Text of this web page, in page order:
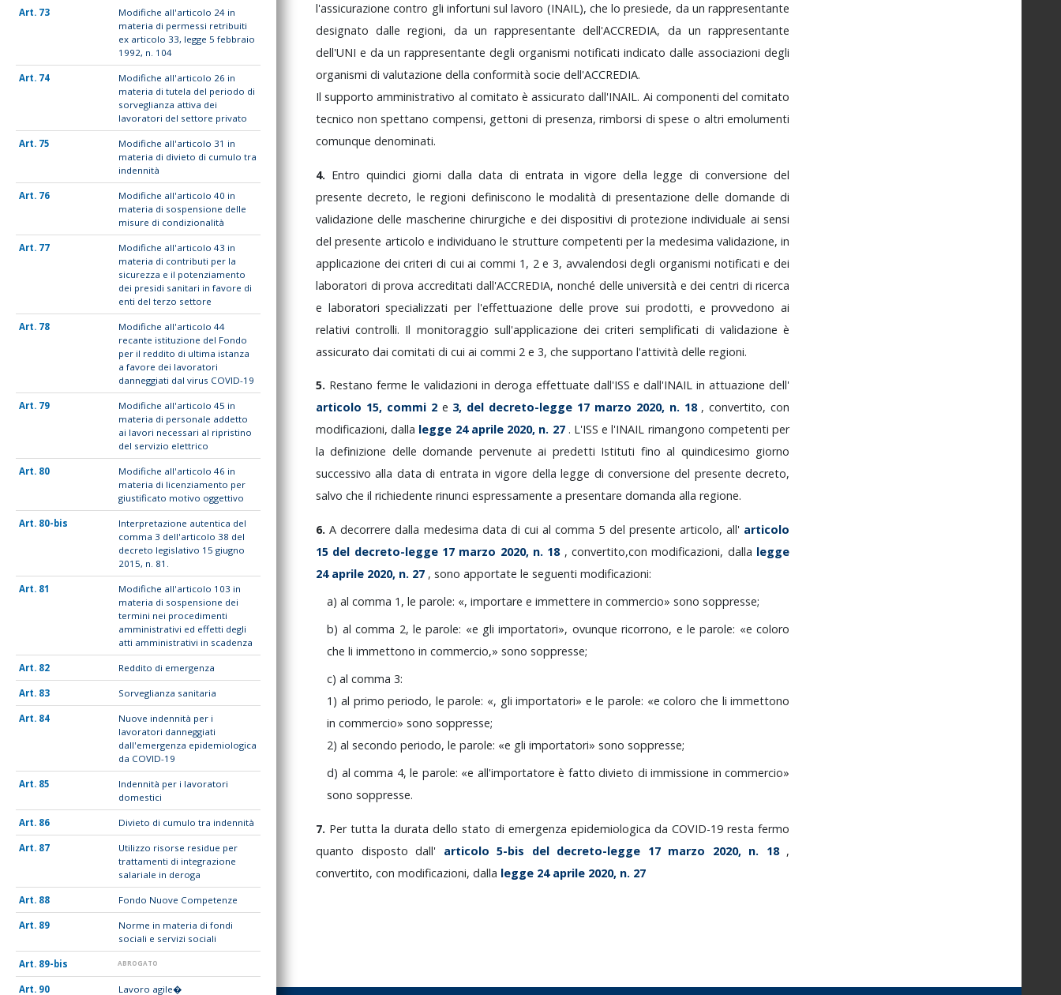
73
Modifiche all'articolo 24 in
materia di permessi retribuiti
ex articolo 33, legge 5 febbraio
1992, n. 104
74
Modifiche all'articolo 26 in
materia di tutela del periodo di
sorveglianza attiva dei
lavoratori del settore privato
75
Modifiche all'articolo 31 in
materia di divieto di cumulo tra
indennità
76
Modifiche all'articolo 40 in
materia di sospensione delle
misure di condizionalità
77
Modifiche all'articolo 43 in
materia di contributi per la
sicurezza e il potenziamento
dei presidi sanitari in favore di
enti del terzo settore
78
Modifiche all'articolo 44
recante istituzione del Fondo
per il reddito di ultima istanza
a favore dei lavoratori
danneggiati dal virus COVID-19
79
Modifiche all'articolo 45 in
materia di personale addetto
ai lavori necessari al ripristino
del servizio elettrico
80
Modifiche all'articolo 46 in
materia di licenziamento per
giustificato motivo oggettivo
80-bis
Interpretazione autentica del
comma 3 dell'articolo 38 del
decreto legislativo 15 giugno
2015, n. 81.
81
Modifiche all'articolo 103 in
materia di sospensione dei
termini nei procedimenti
amministrativi ed effetti degli
atti amministrativi in scadenza
82 Reddito di emergenza
83 Sorveglianza sanitaria
84
Nuove indennità per i
lavoratori danneggiati
dall'emergenza epidemiologica
da COVID-19
85
Indennità per i lavoratori
domestici
86 Divieto di cumulo tra indennità
87
Utilizzo risorse residue per
trattamenti di integrazione
salariale in deroga
88 Fondo Nuove Competenze
89
Norme in materia di fondi
sociali e servizi sociali
89-bis ABROGATO
90 Lavoro agile�
l'assicurazionecontro gli infortuni sullavoro (INAIL), che lopresiede, da un rappresentante
designatodalleregioni, da unrappresentantedell'ACCREDIA, da unrappresentante
dell'UNI e da un rappresentante degli organismi notificati indicato dalle associazioni degli
organismi di valutazione della conformità socie dell'ACCREDIA.
Ilsupportoamministrativo al comitato èassicuratodall'INAIL. Ai componenti delcomitato
tecnico nonspettano compensi, gettoni di presenza,rimborsi dispese o altriemolumenti
comunque denominati.
4. Entro quindici giorni dalla data di entrata invigoredellaleggediconversionedel
presentedecreto, leregioni definiscono lemodalità di presentazionedelle domandedi
validazionedelle mascherinechirurgiche e deidispositivi di protezioneindividuale aisensi
delpresente articolo e individuanole strutture competenti perla medesima validazione, in
applicazione deicriteridi cuiaicommi 1, 2e 3, avvalendosidegli organismi notificatie dei
laboratori diprova accreditatidall'ACCREDIA, nonché delleuniversità edei centri diricerca
e laboratorispecializzatiper l'effettuazione delleprovesui prodotti, eprovvedonoai
relativicontrolli. Il monitoraggio sull'applicazionedeicriterisemplificati di validazioneè
assicurato dai comitati di cui ai commi 2 e 3, che supportano l'attività delle regioni.
5. Restano ferme le validazioni in deroga effettuate dall'ISSedall'INAILinattuazionedell'
articolo 15, commi 2 e 3, del decreto-legge 17 marzo 2020, n. 18 ,convertito,con
modificazioni,dalla legge 24 aprile 2020, n. 27 . L'ISSel'INAIL rimangono competentiper
ladefinizione delledomande pervenuteai predetti Istituti finoal quindicesimo giorno
successivoalla datadi entrata invigore dellalegge di conversionedel presentedecreto,
salvo che il richiedente rinunci espressamente a presentare domanda alla regione.
6.Adecorreredalla medesima data di cuialcomma 5 del presente articolo, all' articolo
15 del decreto-legge 17 marzo 2020, n. 18 ,convertito,conmodificazioni, dalla legge
24 aprile 2020, n. 27 , sono apportate le seguenti modificazioni:
a)alcomma 1,leparole: «,importareeimmettereincommercio»sonosoppresse;
b) alcomma 2, leparole: «e gliimportatori», ovunquericorrono, e leparole: «ecoloro
cheliimmettonoincommercio,»sonosoppresse;
c)alcomma3:
1) al primoperiodo, leparole: «, gliimportatori» eleparole: «ecoloro che liimmettono
incommercio»sonosoppresse;
2)alsecondoperiodo,leparole: «e gliimportatori»sonosoppresse;
d) alcomma 4,le parole: «e all'importatoreè fattodivieto diimmissione incommercio»
sonosoppresse.
7. Pertuttaladuratadellostato di emergenza epidemiologica da COVID-19 restafermo
quanto disposto dall' articolo 5-bis del decreto-legge 17 marzo 2020, n. 18 ,
convertito, con modificazioni, dalla legge 24 aprile 2020, n. 27